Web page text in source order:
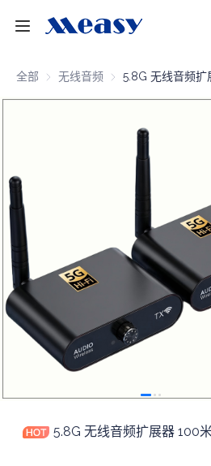
全部 无线音频 无线音频
5.8G 无线音频扩展器 100
首页
新闻
支持